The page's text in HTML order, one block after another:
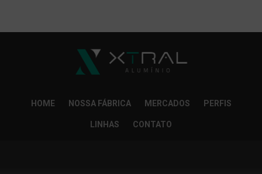
HOME NOSSA FÁBRICA MERCADOS PERFIS
LINHAS CONTATO